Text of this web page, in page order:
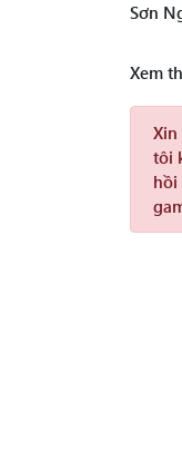
Sơn
Xem
Xin
tôi
hồi